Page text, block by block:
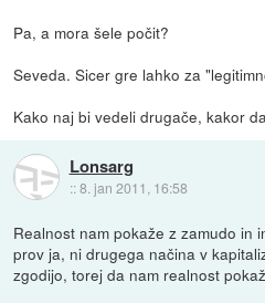
Pa, a mora šele počit?
Seveda. Sicer gre lahko za
Kako naj bi vedeli drugače, kakor
Lonsarg
::8. jan 2011, 16:58
Realnost nam pokaže z zamudo in
prov ja, ni drugega načina v
zgodijo, torej da nam realnost